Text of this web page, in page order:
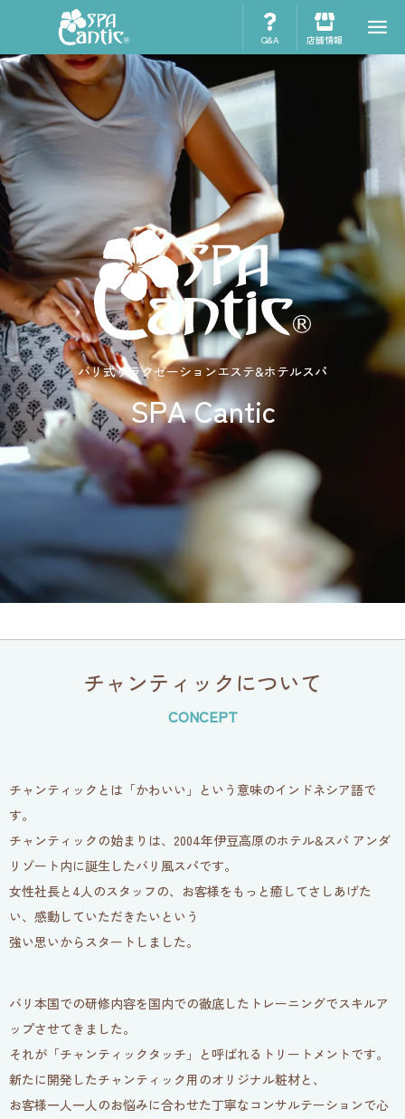
Q&A 店舗情報
バリ式リラクゼーションエステ&ホテルスパ
SPA Cantic
チャンティックについて
CONCEPT
チャンティックとは「かわいい」という意味のインドネシア語で
す。
チャンティックの始まりは、2004年伊豆高原のホテル&スパ アンダ
リゾート内に誕生したバリ風スパです。
女性社長と4人のスタッフの、お客様をもっと癒してさしあげた
い、感動していただきたいという
強い思いからスタートしました。
バリ本国での研修内容を国内での徹底したトレーニングでスキルア
ップさせてきました。
それが「チャンティックタッチ」と呼ばれるトリートメントです。
新たに開発したチャンティック用のオリジナル粧材と、
お客様一人一人のお悩みに合わせた丁寧なコンサルテーションで心